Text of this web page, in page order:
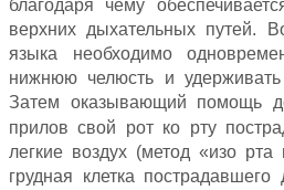
благодаря чему
верхних дыхательных путей.
языка необходимо
нижнюю челюсть и
Затем оказывающий помощь
прилов свой рот ко рту
легкие воздух (метод «изо
грудная клетка пострадавшего